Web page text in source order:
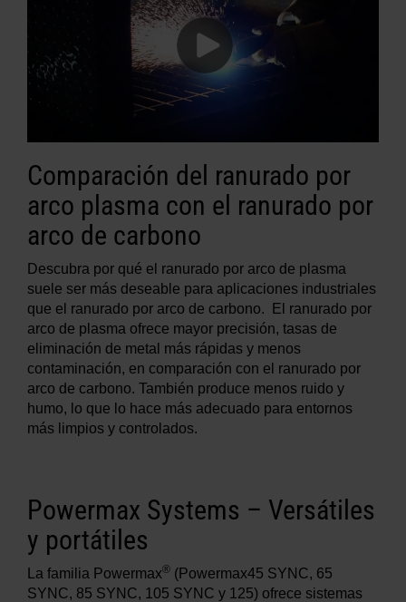
Comparación del ranurado por
arco plasma con el ranurado por
arco de carbono
Descubra por qué el ranurado por arco de plasma
suele ser más deseable para aplicaciones industriales
que el ranurado por arco de carbono. El ranurado por
arco de plasma ofrece mayor precisión, tasas de
eliminación de metal más rápidas y menos
contaminación, en comparación con el ranurado por
arco de carbono. También produce menos ruido y
humo, lo que lo hace más adecuado para entornos
más limpios y controlados.
Powermax Systems – Versátiles
y portátiles
La familia Powermax® (Powermax45 SYNC, 65
SYNC, 85 SYNC, 105 SYNC y 125) ofrece sistemas